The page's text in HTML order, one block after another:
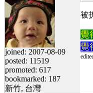
joined: 2007-08-09
posted: 11519
promoted: 617
bookmarked: 187
新竹, 台灣
被
覺
覺